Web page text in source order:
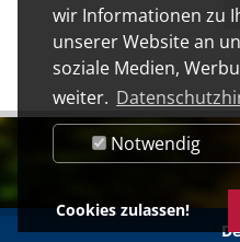
wir Informationen zu
unserer Website an
soziale Medien,
weiter.
Notwendig
Cookies zulassen!